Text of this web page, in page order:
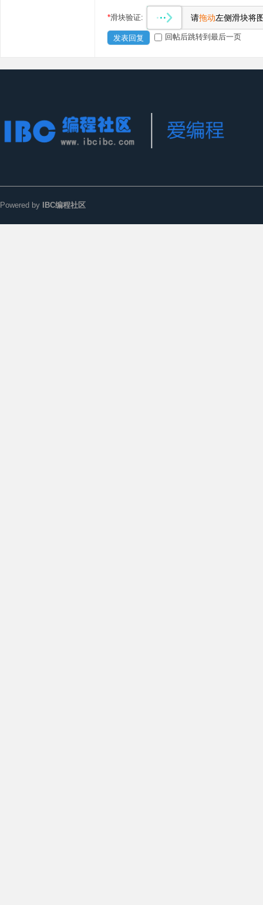
*滑块验证: 请拖动左侧滑块将
发表回复 回帖后跳转到最后一页
Powered by IBC编程社区